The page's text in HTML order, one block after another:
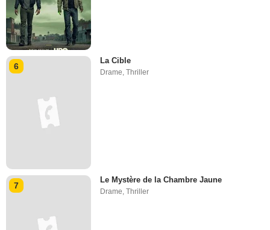
6
La Cible
Drame,Thriller
7
Le Mystère de la Chambre Jaune
Drame,Thriller